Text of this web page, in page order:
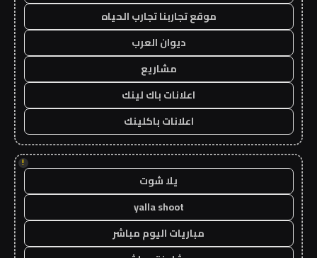
موقع تجاربنا تجارب الحياه
ديوان العرب
مشاريع
اعلانات باك لينك
اعلانات باكلينك
!
يلا شوت
yalla shoot
مباريات اليوم مباشر